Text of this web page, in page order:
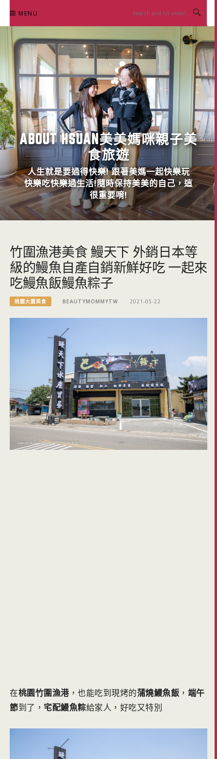
content
MENU
ABOUT HSUAN美美媽咪親子美
食旅遊
人生就是要過得快樂! 跟著美媽一起快樂玩
快樂吃快樂過生活!隨時保持美美的自己，這
很重要唷!
竹圍漁港美食 鰻天下 外銷日本等
級的鰻魚自產自銷新鮮好吃 一起來
吃鰻魚飯鰻魚粽子
桃園大園美食 BEAUTYMOMMYTW 2021-05-22
在桃園竹圍漁港，也能吃到現烤的蒲燒鰻魚飯 ， 端午
節到了， 宅配鰻魚粽給家人，好吃又特別